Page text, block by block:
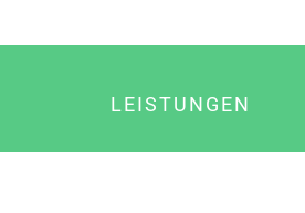
LEISTUNGEN